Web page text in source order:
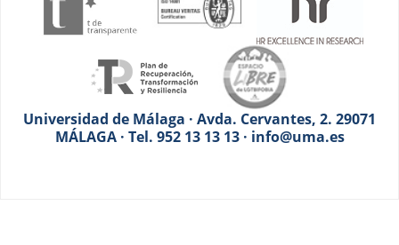
Universidad de Málaga · Avda. Cervantes, 2. 29071
MÁLAGA · Tel. 952 13 13 13 · info@uma.es